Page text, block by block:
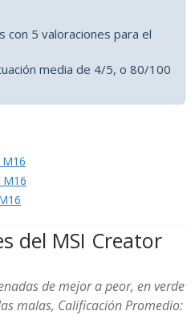
con 5 valoraciones para el
media de 4/5, o 80/100
M16
del MSI Creator
de mejor a peor, en verde
malas, Calificación Promedio: